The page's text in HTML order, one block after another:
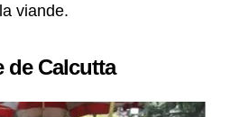
viande.
de Calcutta